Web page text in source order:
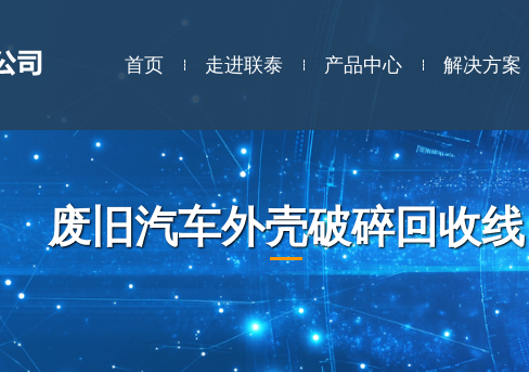
首页 走进联泰 产品中心 解决方案
废旧汽车外壳破碎回收线